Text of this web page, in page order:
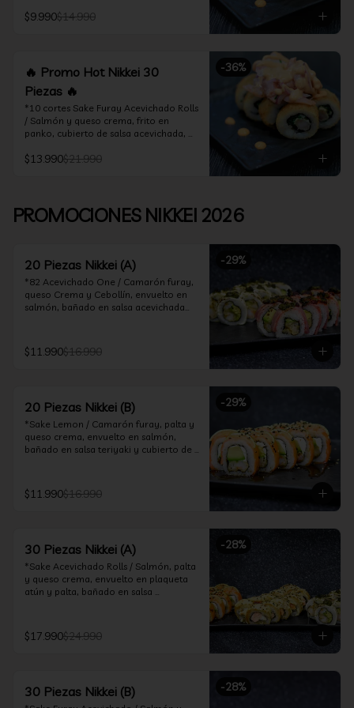
$9.990$14.990
-36%
🔥 Promo Hot Nikkei 30
Piezas 🔥
*10 cortes Sake Furay Acevichado Rolls
/ Salmón y queso crema, frito en
panko, cubierto de salsa acevichada,
*10 cortes Maguro Acevichado Rolls /
acevichado
$13.990$21.990
PROMOCIONES NIKKEI 2026
-29%
20 Piezas Nikkei (A)
*82 Acevichado One / Camarón furay,
queso Crema y Cebollín, envuelto en
salmón, bañado en salsa acevichada
y cebollin, frito en panko cubierto de
ceviche hot.
$11.990$16.990
-29%
20 Piezas Nikkei (B)
*Sake Lemon / Camarón furay, palta y
queso crema, envuelto en salmón,
bañado en salsa teriyaki y cubierto de
*Shrimp Fire Rolls /Palta y camarón
furay, envuelto en queso crema
*Incluye 2 palitos, 2 soya 30ml, 1 salsa
teriyaki 30ml
$11.990$16.990
-28%
30 Piezas Nikkei (A)
*Sake Acevichado Rolls / Salmón, palta
y queso crema, envuelto en plaqueta
atún y palta, bañado en salsa
*Shrimp Fire Rolls / Palta y camarón
furay, envuelto en queso crema
*Almond Furay / Pollo teriyaki, queso
crema y almendras tostadas, frito en
$17.990$24.990
-28%
30 Piezas Nikkei (B)